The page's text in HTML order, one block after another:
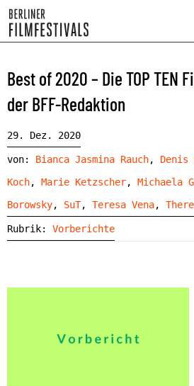
Best of 2020 – Die TOP TEN
der BFF-Redaktion
29. Dez. 2020
von: Bianca Jasmina Rauch, Denis
Koch, Marie Ketzscher, Michaela
Borowsky, SuT, Teresa Vena,
Rubrik: Vorberichte